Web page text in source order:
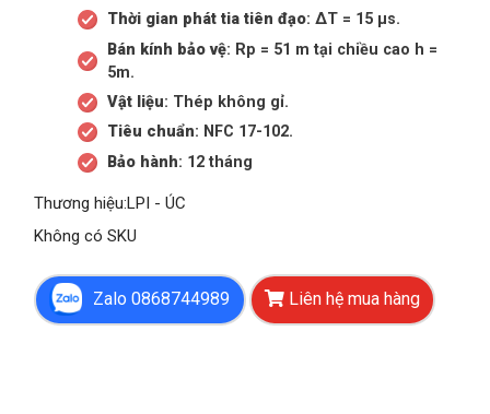
Thời gian phát tia tiên đạo: ΔT = 15 μs.
Bán kính bảo vệ: Rp = 51 m tại chiều cao h =
5m.
Vật liệu: Thép không gỉ.
Tiêu chuẩn: NFC 17-102.
Bảo hành: 12 tháng
Thương hiệu:LPI - ÚC
Không có SKU
Zalo 0868744989 Liên hệ mua hàng